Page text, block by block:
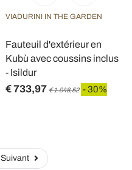
VIADURINI IN THE GARDEN
Fauteuil d'extérieur en
Kubù avec coussins inclus
- Isildur
€ 733,97 € 1.048,52 - 30%
Suivant